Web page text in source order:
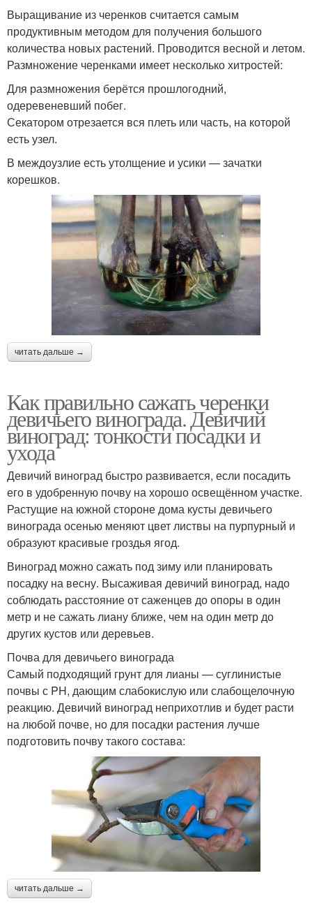
Выращивание из черенков считается самым
продуктивным методом для получения большого
количества новых растений. Проводится весной и летом.
Размножение черенками имеет несколько хитростей:
Для размножения берётся прошлогодний,
одеревеневший побег.
Секатором отрезается вся плеть или часть, на которой
есть узел.
В междоузлие есть утолщение и усики — зачатки
корешков.
читать дальше →
Как правильно сажать черенки
девичьего винограда. Девичий
виноград: тонкости посадки и
ухода
Девичий виноград быстро развивается, если посадить
его в удобренную почву на хорошо освещённом участке.
Растущие на южной стороне дома кусты девичьего
винограда осенью меняют цвет листвы на пурпурный и
образуют красивые гроздья ягод.
Виноград можно сажать под зиму или планировать
посадку на весну. Высаживая девичий виноград, надо
соблюдать расстояние от саженцев до опоры в один
метр и не сажать лиану ближе, чем на один метр до
других кустов или деревьев.
Почва для девичьего винограда
Самый подходящий грунт для лианы — суглинистые
почвы с PH, дающим слабокислую или слабощелочную
реакцию. Девичий виноград неприхотлив и будет расти
на любой почве, но для посадки растения лучше
подготовить почву такого состава:
читать дальше →